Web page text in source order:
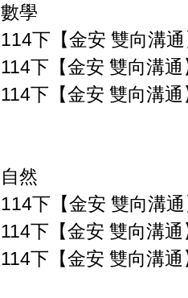
數學
114下【金安 雙向溝
114下【金安 雙向溝
114下【金安 雙向溝
自然
114下【金安 雙向溝
114下【金安 雙向溝
114下【金安 雙向溝